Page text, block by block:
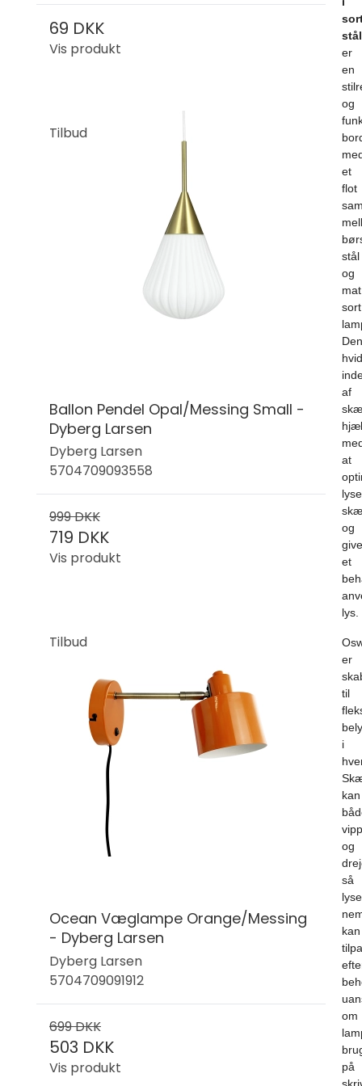
69 DKK
Vis produkt
Tilbud
Ballon Pendel Opal/Messing Small -
Dyberg Larsen
Dyberg Larsen
5704709093558
999 DKK
719 DKK
Vis produkt
Tilbud
Ocean Væglampe Orange/Messing
- Dyberg Larsen
Dyberg Larsen
5704709091912
699 DKK
503 DKK
Vis produkt
stål
er
en
og
et
flot
stål
og
mat
sort
Den
af
at
og
et
lys.
er
til
i
kan
og
så
kan
om
på